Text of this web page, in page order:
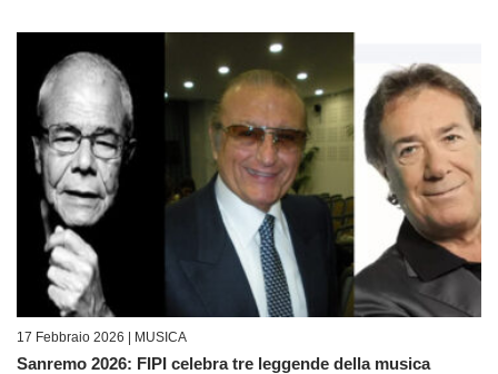
17 Febbraio 2026 | MUSICA
Sanremo 2026: FIPI celebra tre leggende della musica